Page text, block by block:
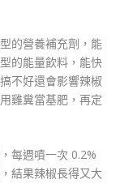
的營養補充劑，能
的能量飲料，能快
不好還會影響辣椒
雞糞當基肥，再定
每週噴一次 0.2%
結果辣椒長得又大